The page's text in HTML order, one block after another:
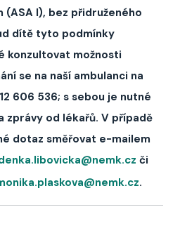
(ASA I), bez přidruženého
dítě tyto podmínky
konzultovat možnosti
se na naší ambulanci na
606 536; s sebou je nutné
zprávy od lékařů. V případě
dotaz směřovat e-mailem
či
.